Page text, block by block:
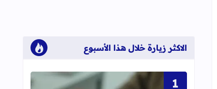
الاكثر زيارة خلال هذا الأسبوع